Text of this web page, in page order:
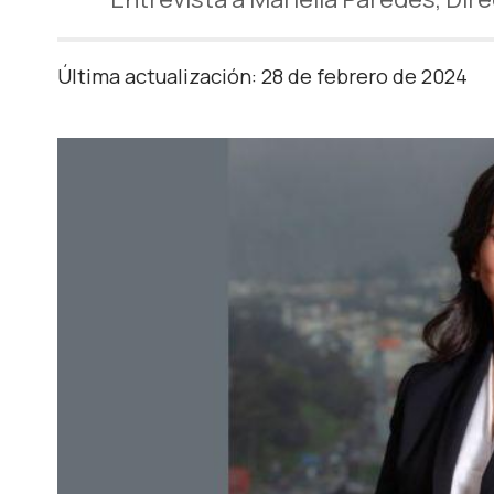
Última actualización: 28 de febrero de 2024